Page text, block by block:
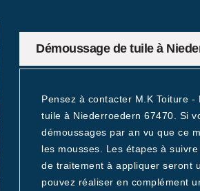
Démoussage de tuile à
Pensez à contacter M.K Toiture
tuile à Niederroedern 67470. Si
démoussages par an vu que ce
les mousses. Les étapes à
de traitement à appliquer seront
pouvez réaliser en complément